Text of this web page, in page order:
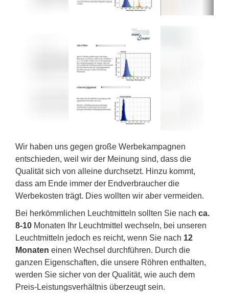
Wir haben uns gegen große Werbekampagnen
entschieden, weil wir der Meinung sind, dass die
Qualität sich von alleine durchsetzt. Hinzu kommt,
dass am Ende immer der Endverbraucher die
Werbekosten trägt. Dies wollten wir aber vermeiden.
Bei herkömmlichen Leuchtmitteln sollten Sie nach ca.
8-10 Monaten Ihr Leuchtmittel wechseln, bei unseren
Leuchtmitteln jedoch es reicht, wenn Sie nach 12
Monaten einen Wechsel durchführen. Durch die
ganzen Eigenschaften, die unsere Röhren enthalten,
werden Sie sicher von der Qualität, wie auch dem
Preis-Leistungsverhältnis überzeugt sein.